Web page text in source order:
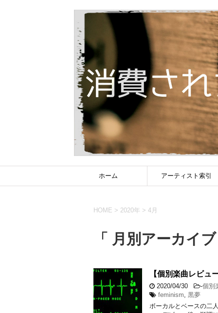
ホーム アーティスト索引
HOME > 2020年 > 4月
「 月別アーカイ
【個別楽曲レビュ
2020/04/30 -個別
feminism 黒夢
ボーカルとベースの二